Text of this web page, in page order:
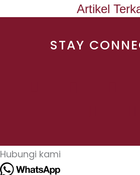
Artikel
STAY
Hubungi kami